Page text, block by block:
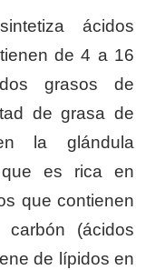
ácidos
de 4 a 16
grasos de
de grasa de
la glándula
es rica en
que contienen
(ácidos
de lípidos en